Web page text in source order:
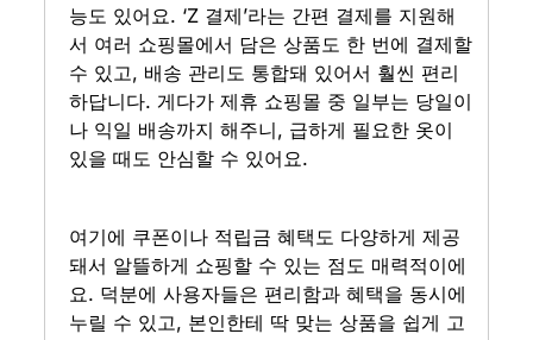
능도 있어요. ‘Z 결제’라는 간편 결제를 지원해
서 여러 쇼핑몰에서 담은 상품도 한 번에 결제할
수 있고, 배송 관리도 통합돼 있어서 훨씬 편리
하답니다. 게다가 제휴 쇼핑몰 중 일부는 당일이
나 익일 배송까지 해주니, 급하게 필요한 옷이
있을 때도 안심할 수 있어요.
여기에 쿠폰이나 적립금 혜택도 다양하게 제공
돼서 알뜰하게 쇼핑할 수 있는 점도 매력적이에
요. 덕분에 사용자들은 편리함과 혜택을 동시에
누릴 수 있고, 본인한테 딱 맞는 상품을 쉽게 고